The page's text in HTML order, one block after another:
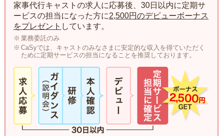
家事代行キャストの求人に応募後、30日以内に定期サ
ービスの担当になった方に2,500円のデビューボーナス
をプレゼント しています。
業務委託のみ
CaSyでは、キャストのみなさまに安定的な収入を得ていただく
ために定期サービスの担当になることを推奨しております。